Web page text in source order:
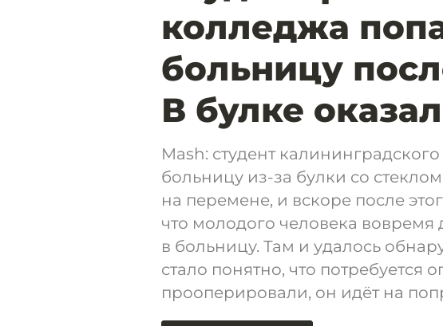
колледжа
больницу
В булке
Mash: студент
больницу из-за булки со
на перемене, и вскоре после
что молодого человека
в больницу. Там и удалось
стало понятно, что потребуется
прооперировали, он идёт на